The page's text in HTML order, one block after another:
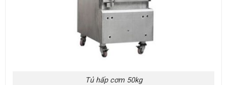
Tủ hấp cơm 50kg